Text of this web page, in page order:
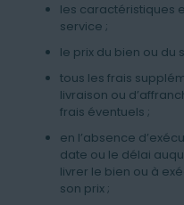
les caractéristiques
service ;
le prix du bien ou du
tous les frais
livraison ou
frais éventuels ;
en l’absence
date ou le délai
livrer le bien ou à
son prix ;